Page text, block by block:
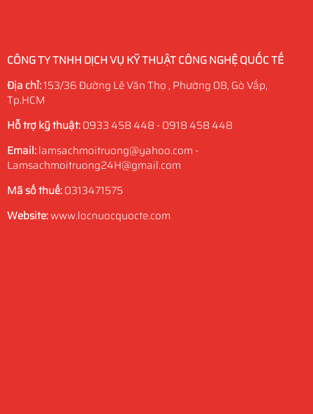
CÔNG TY TNHH DỊCH VỤ KỸ THUẬT CÔNG NGHỆ QUỐC TẾ
Địa chỉ:153/36 Đường Lê Văn Thọ , Phường 08, Gò Vấp,
Tp.HCM
Hỗ trợ kỹ thuật:0933 458 448 - 0918 458 448
Email:lamsachmoitruong@yahoo.com -
Lamsachmoitruong24H@gmail.com
Mã số thuế:0313471575
Website:www.locnuocquocte.com